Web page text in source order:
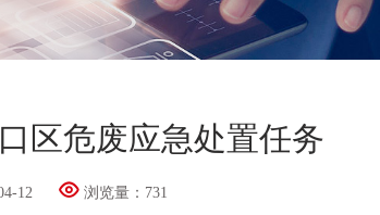
区危废应急处置任务
12 浏览量： 731